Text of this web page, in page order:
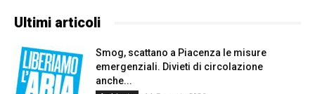
Ultimi articoli
Smog, scattano a Piacenza le misure
emergenziali. Divieti di circolazione
anche...